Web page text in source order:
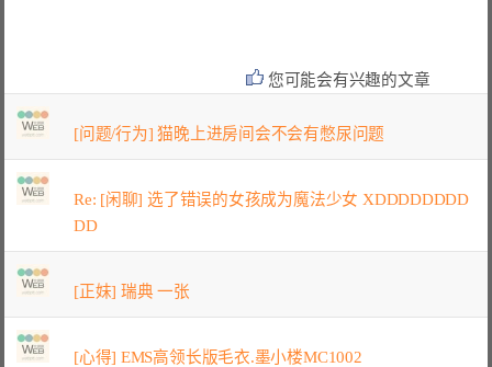
您可能会有兴趣的文章
[问题/行为] 猫晚上进房间会不会有憋尿问题
Re: [闲聊] 选了错误的女孩成为魔法少女 XDDDDDDDD
DD
[正妹] 瑞典 一张
[心得] EMS高领长版毛衣.墨小楼MC1002